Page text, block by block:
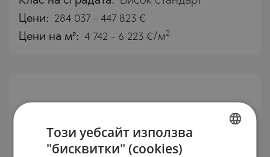
Цени: 284 037 - 447 823 €
Цени на м²: 4 742 - 6 223 €/м2
Този уебсайт използва
"бисквитки" (cookies)